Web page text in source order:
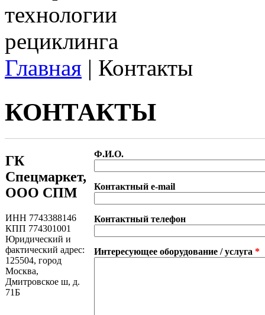
Вы здесь
Главная | Контакты
КОНТАКТЫ
ГК
Спецмаркет,
ООО СПМ
ИНН 7743388146
КПП 774301001
Юридический и
фактический адрес:
125504, город
Москва,
Дмитровское ш, д.
71Б
Ф.И.О.
Контактный e-mail
Контактный телефон
Интересующее оборудование / услуга *